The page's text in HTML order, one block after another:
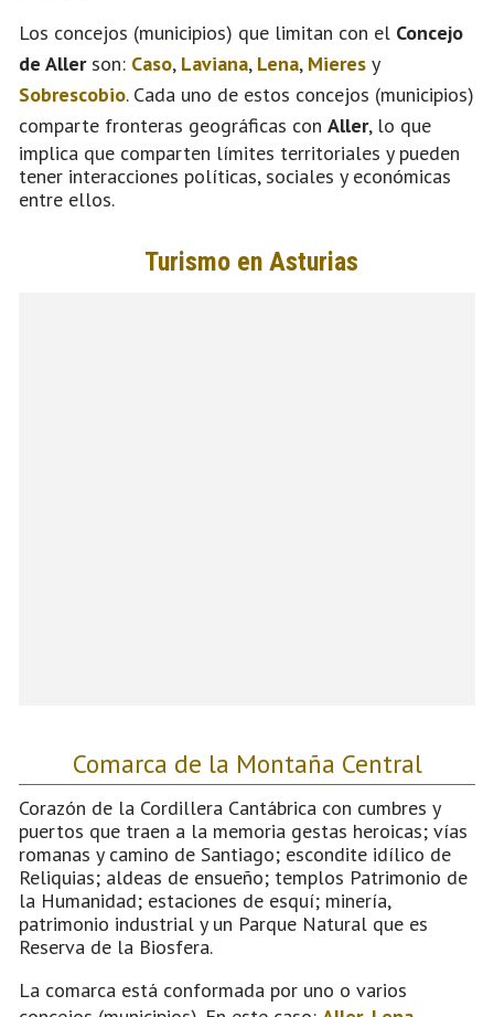
Los concejos (municipios) que limitan con el Concejo
de Allerson: Caso, Laviana, Lena, Mieres y
Sobrescobio. Cada uno de estos concejos (municipios)
comparte fronteras geográficas con Aller, lo que
implica que comparten límites territoriales y pueden
tener interacciones políticas, sociales y económicas
entre ellos.
Comarca de la Montaña Central
Corazón de la Cordillera Cantábrica con cumbres y
puertos que traen a la memoria gestas heroicas; vías
romanas y camino de Santiago; escondite idílico de
Reliquias; aldeas de ensueño; templos Patrimonio de
la Humanidad; estaciones de esquí; minería,
patrimonio industrial y un Parque Natural que es
Reserva de la Biosfera.
La comarca está conformada por uno o varios